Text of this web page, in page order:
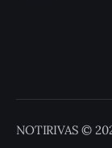
NOTIRIVAS ©